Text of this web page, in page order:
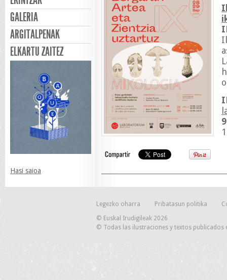
GALERIA
ARGITALPENAK
ELKARTU ZAITEZ
Hasi saioa
Legezko oharra Pribatasun politika
© Euskal Irudigileak 2026
© Todas las ilustraciones y textos publicados